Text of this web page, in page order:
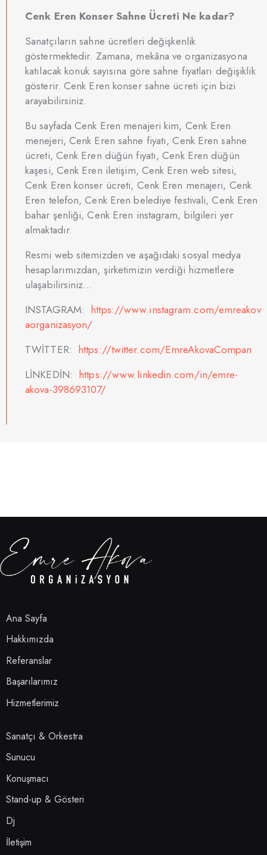
Cenk Eren Konser Sahne Ücreti Ne kadar?
Sanatçıların sahne ücretleri değişkenlik
göstermektedir. Zamana, mekâna ve organizasyona
katılacak konuk sayısına göre sahne fiyatları değişiklik
gösterir. Cenk Eren konser sahne ücreti için bizi
arayabilirsiniz.
Bu sayfada Cenk Eren menajeri kim, Cenk Eren
menejeri, Cenk Eren sahne fiyatı, Cenk Eren sahne
ücreti, Cenk Eren düğün fiyatı, Cenk Eren düğün
kaşesi, Cenk Eren iletişim, Cenk Eren web sitesi,
Cenk Eren konser ücreti, Cenk Eren menajeri, Cenk
Eren telefon, Cenk Eren belediye festivali, Cenk Eren
bahar şenliği, Cenk Eren instagram, bilgileri yer
almaktadır.
Resmi web sitemizden ve aşağıdaki sosyal medya
hesaplarımızdan, şirketimizin verdiği hizmetlere
ulaşabilirsiniz…
INSTAGRAM: https://www.instagram.com/emreakov
aorganizasyon/
TWİTTER: https://twitter.com/EmreAkovaCompan
LİNKEDİN: https://www.linkedin.com/in/emre-
akova-398693107/
Ana Sayfa
Hakkımızda
Referanslar
Başarılarımız
Hizmetlerimiz
Sanatçı & Orkestra
Sunucu
Konuşmacı
Stand-up & Gösteri
Dj
İletişim